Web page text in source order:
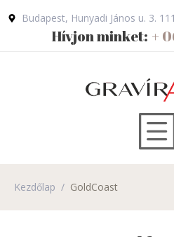
Budapest, Hunyadi János u. 3.
Hívjon minket: +
Kezdőlap / GoldCoast